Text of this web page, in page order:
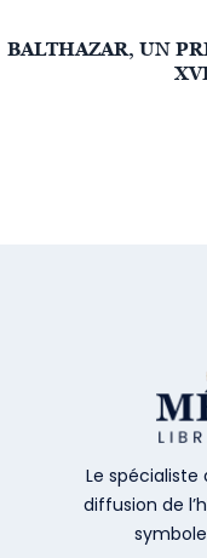
BALTHAZAR, UN
Le spécialiste
diffusion de